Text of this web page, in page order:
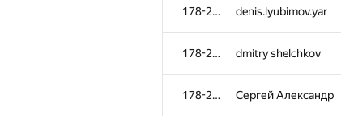
178-265 denis.lyubimov.yar
178-265 dmitry shelchkov
178-265 Сергей Александр
pp pp